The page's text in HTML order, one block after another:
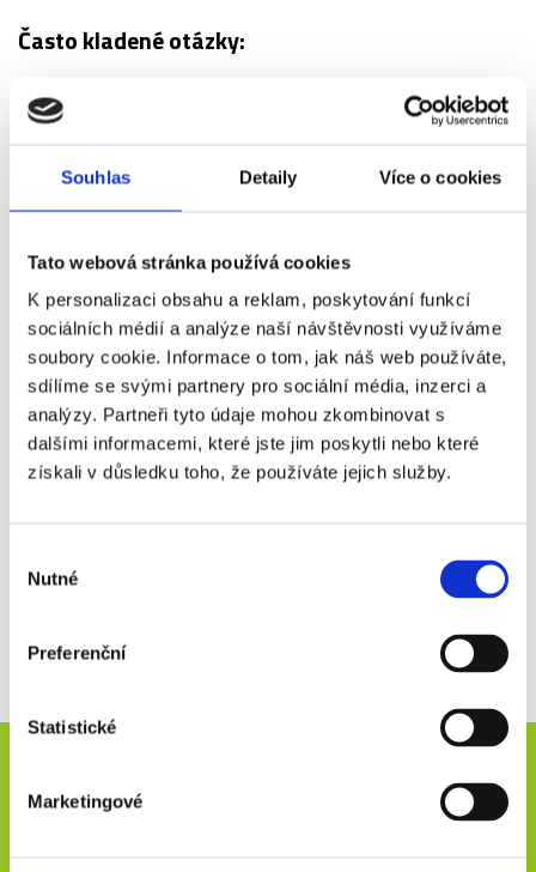
Souhlas Detaily Více o cookies
Tato webová stránka používá cookies
K personalizaci obsahu a reklam, poskytování funkcí
sociálních médií a analýze naší návštěvnosti využíváme
soubory cookie. Informace o tom, jak náš web používáte,
sdílíme se svými partnery pro sociální média, inzerci a
analýzy. Partneři tyto údaje mohou zkombinovat s
dalšími informacemi, které jste jim poskytli nebo které
získali v důsledku toho, že používáte jejich služby.
souhlasu
Nutné
Preferenční
Statistické
Marketingové
Často kladené otázky:
Jaká je platnost poukazu?
Lze dárkový poukaz využít na objednávku zájezdů i
Je nutné využít celý dárkový poukaz najednou?
Co když cena objednávky přesáhne hodnotu
dárkového poukazu?
Jaký je způsob doručení dárkového poukazu?
Je možné si vybrat nějaký motiv/pozadí dárkového
Jak obdržím dárkový poukaz?
ODESLAT